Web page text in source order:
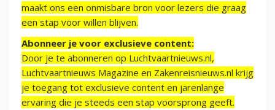
maakt ons een onmisbare bron voor lezers die graag
een stap voor willen blijven.
Abonneer je voor exclusieve content:
Door je te abonneren op Luchtvaartnieuws.nl,
Luchtvaartnieuws Magazine en Zakenreisnieuws.nl krijg
je toegang tot exclusieve content en jarenlange
ervaring die je steeds een stap voorsprong geeft.